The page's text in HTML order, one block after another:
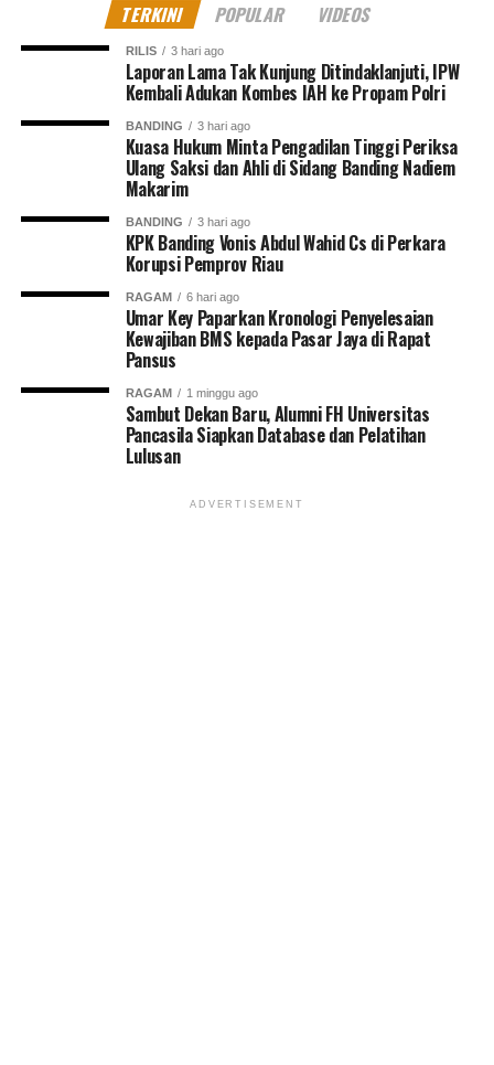
TERKINI POPULAR VIDEOS
RILIS 3 hari ago
Laporan Lama Tak Kunjung Ditindaklanjuti, IPW
Kembali Adukan Kombes IAH ke Propam Polri
BANDING 3 hari ago
Kuasa Hukum Minta Pengadilan Tinggi Periksa
Ulang Saksi dan Ahli di Sidang Banding Nadiem
Makarim
BANDING 3 hari ago
KPK Banding Vonis Abdul Wahid Cs di Perkara
Korupsi Pemprov Riau
RAGAM 6 hari ago
Umar Key Paparkan Kronologi Penyelesaian
Kewajiban BMS kepada Pasar Jaya di Rapat
Pansus
RAGAM 1 minggu ago
Sambut Dekan Baru, Alumni FH Universitas
Pancasila Siapkan Database dan Pelatihan
Lulusan
ADVERTISEMENT